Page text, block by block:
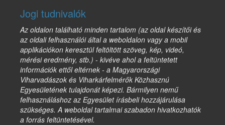
Jogi tudnivalók
Az oldalon található minden tartalom (az oldal készítői és
az oldali felhasználói által a weboldalon vagy a mobil
applikációkon keresztül feltöltött szöveg, kép, videó,
mérési eredmény, stb.) - kivéve ahol a feltüntetett
információk ettől eltérnek - a Magyarországi
Viharvadászok és Viharkárfelmérők Közhasznú
Egyesületének tulajdonát képezi. Bármilyen nemű
felhasználáshoz az Egyesület írásbeli hozzájárulása
szükséges. A weboldal tartalmai szabadon hivatkozhatók
a forrás feltüntetésével.